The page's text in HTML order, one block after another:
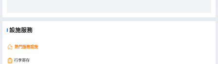
設施服務
熱門服務設施
行李寄存